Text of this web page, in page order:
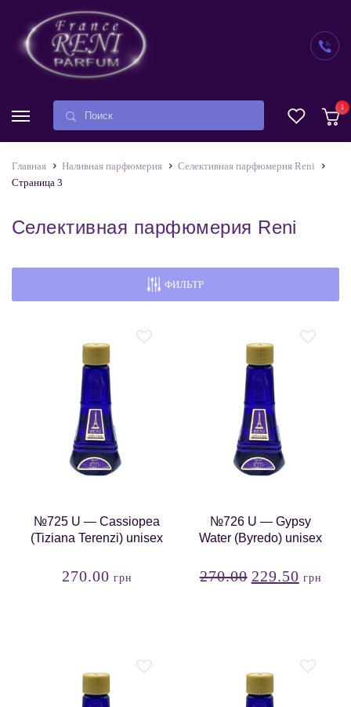
1
Главная Наливная парфюмерия
Селективная парфюмерия Reni
Страница 3
Селективная парфюмерия Reni
ФИЛЬТР
№725 U — Cassiopea
(Tiziana Terenzi) unisex
270.00 грн
№726 U — Gypsy
Water (Byredo) unisex
270.00 229.50 грн